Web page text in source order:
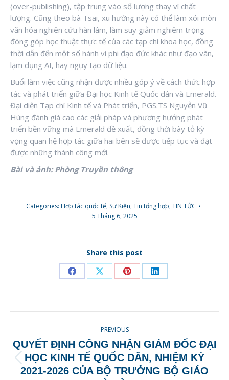
(over-publishing), tập trung vào số lượng thay vì chất
lượng. Cũng theo bà Tsai, xu hướng này có thể làm xói mòn
văn hóa nghiên cứu hàn lâm, làm suy giảm nghiêm trọng
đóng góp học thuật thực tế của các tạp chí khoa học, đồng
thời dẫn đến một số hành vi phi đạo đức khác như đạo văn,
lạm dụng AI, hay ngụy tạo dữ liệu.
Buổi làm việc cũng nhận được nhiều góp ý về cách thức hợp
tác và phát triển giữa Đại học Kinh tế Quốc dân và Emerald.
Đại diện Tạp chí Kinh tế và Phát triển, PGS.TS Nguyễn Vũ
Hùng đánh giá cao các giải pháp và phương hướng phát
triển bền vững mà Emerald đề xuất, đồng thời bày tỏ kỳ
vọng quan hệ hợp tác giữa hai bên sẽ được tiếp tục và đạt
được những thành công mới.
Bài và ảnh: Phòng Truyền thông
Categories: Hợp tác quốc tế, Sự Kiện,Tin tổng hợp,TIN TỨC
5 Tháng 6, 2025
Share this post
Share
Facebook
Share
X
Share
Pinterest
Share
LinkedIn
NAVIGATION
PREVIOUS
Previous
post:
QUYẾT ĐỊNH CÔNG NHẬN GIÁM ĐỐC ĐẠI
HỌC KINH TẾ QUỐC DÂN, NHIỆM KỲ
2021-2026 CỦA BỘ TRƯỞNG BỘ GIÁO